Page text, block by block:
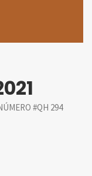
#QH 294